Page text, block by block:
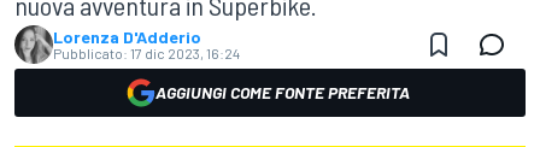
Lorenza D'Adderio
Pubblicato: 17 dic 2023, 16:24
AGGIUNGI COME FONTE PREFERITA